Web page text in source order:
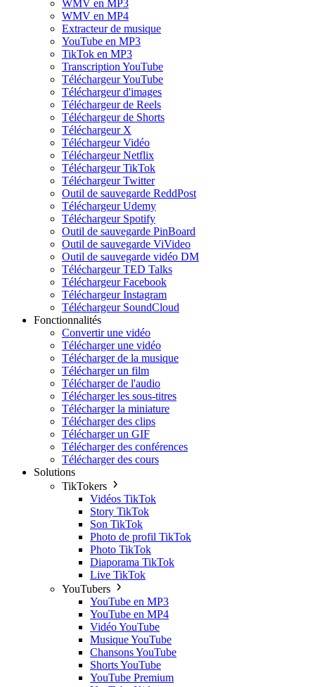
WMV en MP3
WMV en MP4
Extracteur de musique
YouTube en MP3
TikTok en MP3
Transcription YouTube
Téléchargeur YouTube
Téléchargeur d'images
Téléchargeur de Reels
Téléchargeur de Shorts
Téléchargeur X
Téléchargeur Vidéo
Téléchargeur Netflix
Téléchargeur TikTok
Téléchargeur Twitter
Outil de sauvegarde ReddPost
Téléchargeur Udemy
Téléchargeur Spotify
Outil de sauvegarde PinBoard
Outil de sauvegarde ViVideo
Outil de sauvegarde vidéo DM
Téléchargeur TED Talks
Téléchargeur Facebook
Téléchargeur Instagram
Téléchargeur SoundCloud
Fonctionnalités
Convertir une vidéo
Télécharger une vidéo
Télécharger de la musique
Télécharger un film
Télécharger de l'audio
Télécharger les sous-titres
Télécharger la miniature
Télécharger des clips
Télécharger un GIF
Télécharger des conférences
Télécharger des cours
Solutions
TikTokers
Vidéos TikTok
Story TikTok
Son TikTok
Photo de profil TikTok
Photo TikTok
Diaporama TikTok
Live TikTok
YouTubers
YouTube en MP3
YouTube en MP4
Vidéo YouTube
Musique YouTube
Chansons YouTube
Shorts YouTube
YouTube Premium